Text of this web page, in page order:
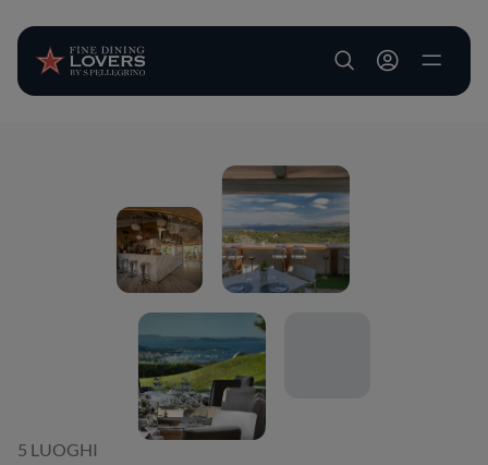
User account
5 LUOGHI